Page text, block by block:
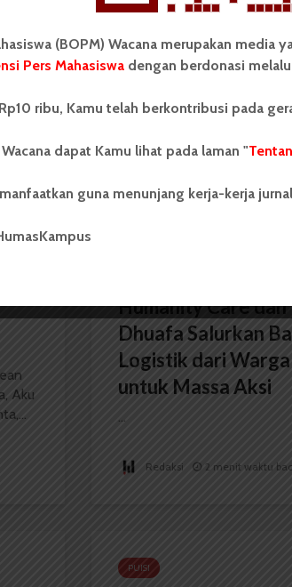
Jelang Natal dan Idul
Aku
Humanity Care
Dhuafa Salurkan
Logistik dari
untuk Massa Aksi
...
Redaksi 2 menit waktu
PUISI
(BOPM) Wacana merupakan media
Pers Mahasiswadengan berdonasi
ribu, Kamu telah berkontribusi pada
dapat Kamu lihat pada laman "
guna menunjang kerja-kerja